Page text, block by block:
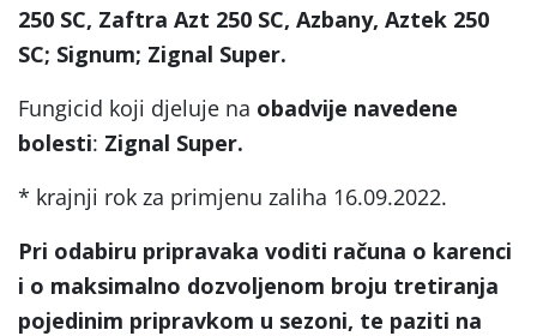
250 SC, Zaftra Azt 250 SC, Azbany, Aztek 250
SC; Signum; Zignal Super.
Fungicid koji djeluje na obadvije navedene
bolesti: Zignal Super.
* krajnji rok za primjenu zaliha 16.09.2022.
Pri odabiru pripravaka voditi računa o karenci
i o maksimalno dozvoljenom broju tretiranja
pojedinim pripravkom u sezoni, te paziti na